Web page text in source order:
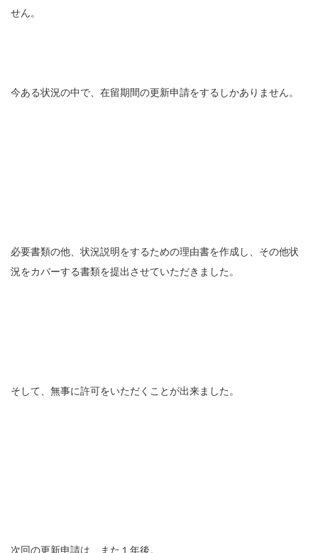
せん。
今ある状況の中で、在留期間の更新申請をするしかありません。
必要書類の他、状況説明をするための理由書を作成し、その他状
況をカバーする書類を提出させていただきました。
そして、無事に許可をいただくことが出来ました。
次回の更新申請は、また１年後。